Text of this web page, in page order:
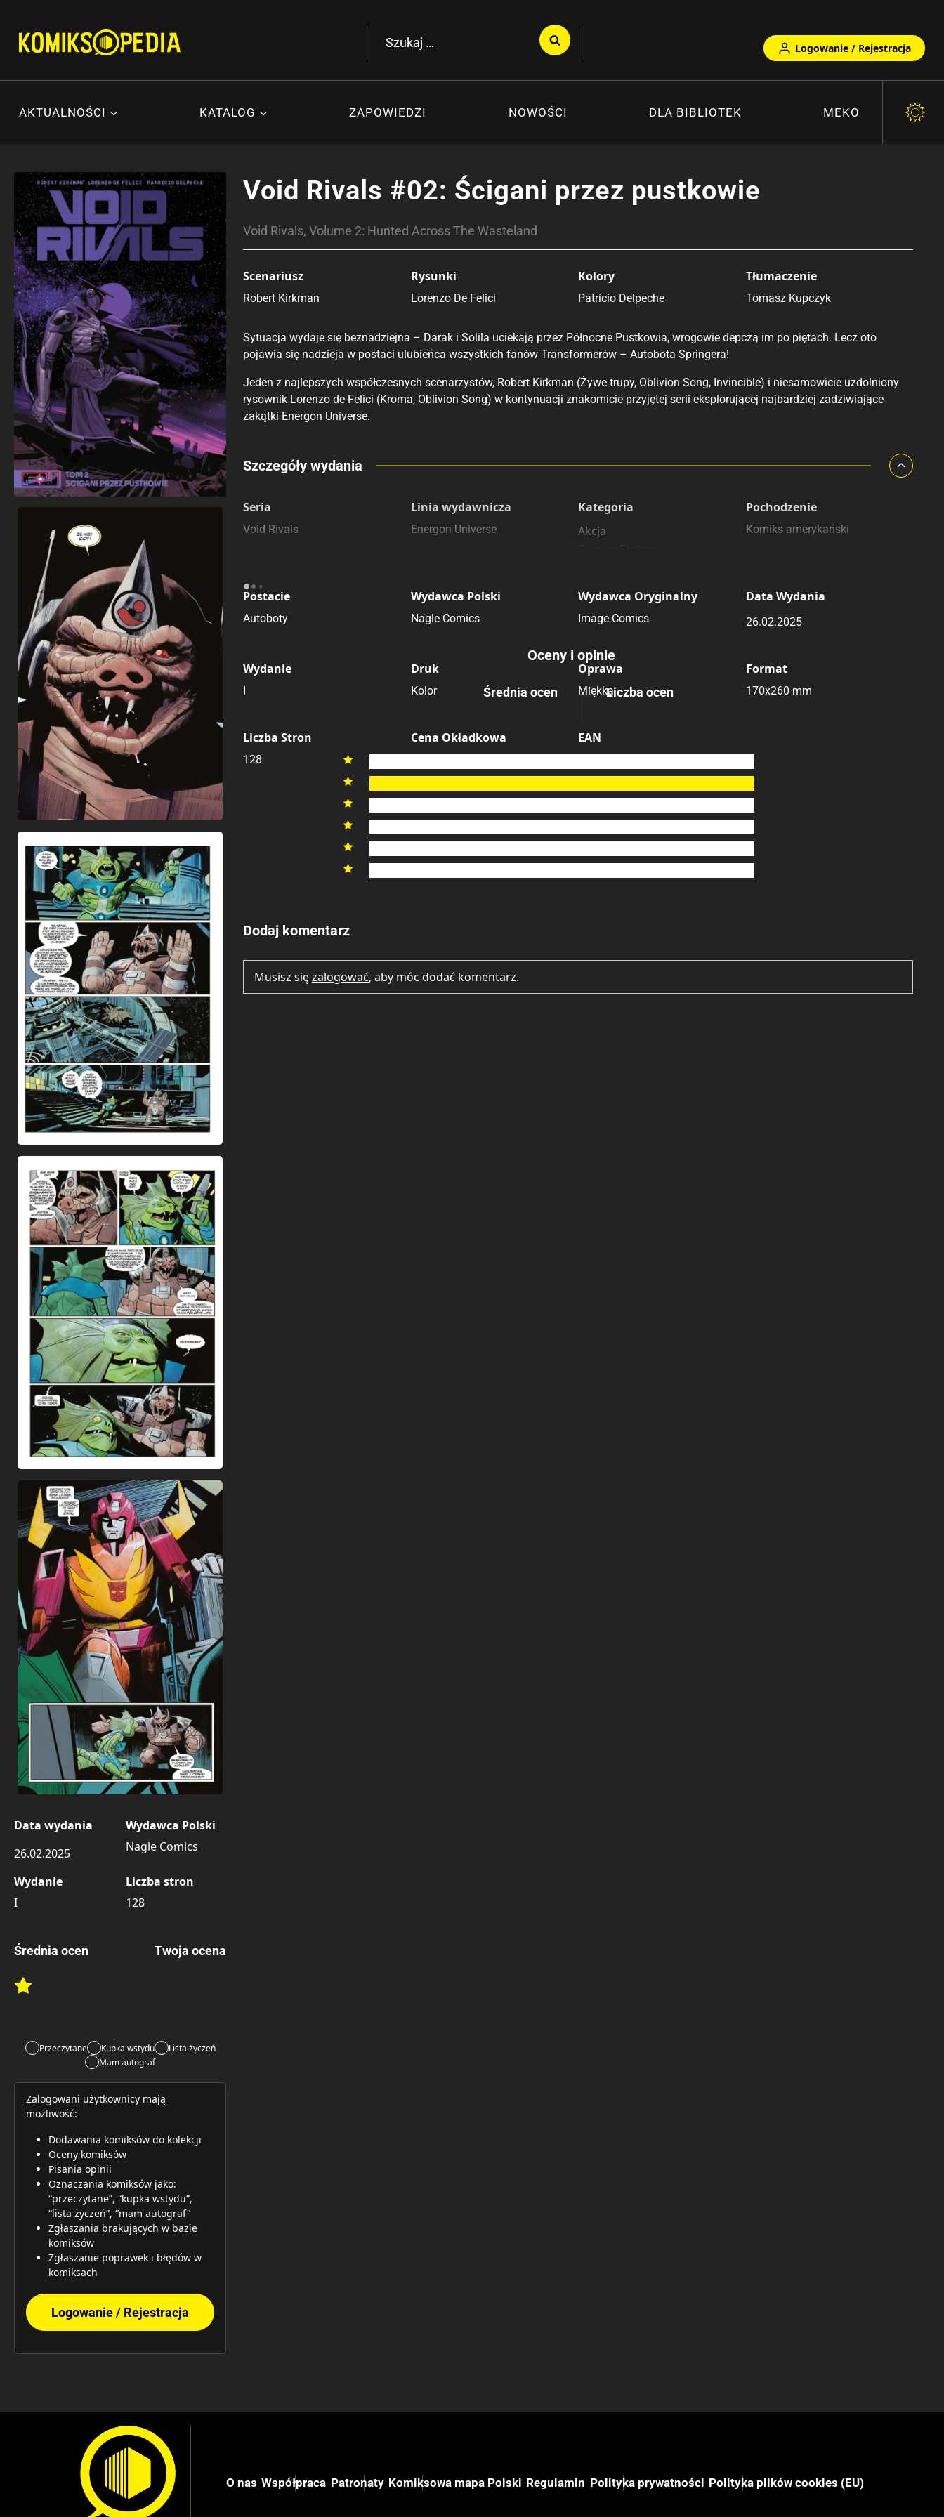
treści
Szukaj:
Logowanie / Rejestracja
AKTUALNOŚCI KATALOG ZAPOWIEDZI NOWOŚCI DLA BIBLIOTEK MEKO
Data wydania
26.02.2025
Wydawca Polski
Nagle Comics
Wydanie
I
Liczba stron
128
Średnia ocen
Rate this item:
Twoja ocena
Przeczytane Kupka wstydu
Lista życzeń
Mam autograf
Zalogowani użytkownicy mają
możliwość:
Dodawania komiksów do kolekcji
Oceny komiksów
Pisania opinii
Oznaczania komiksów jako:
“przeczytane”, “kupka wstydu”,
“lista życzeń”, “mam autograf"
Zgłaszania brakujących w bazie
komiksów
Zgłaszanie poprawek i błędów w
komiksach
Logowanie / Rejestracja
Void Rivals #02: Ścigani przez pustkowie
Void Rivals, Volume 2: Hunted Across The Wasteland
Scenariusz
Robert Kirkman
Rysunki
Lorenzo De Felici
Kolory
Patricio Delpeche
Tłumaczenie
Tomasz Kupczyk
Sytuacja wydaje się beznadziejna – Darak i Solila uciekają przez Północne Pustkowia, wrogowie depczą im po piętach. Lecz oto
pojawia się nadzieja w postaci ulubieńca wszystkich fanów Transformerów – Autobota Springera!
Jeden z najlepszych współczesnych scenarzystów, Robert Kirkman (Żywe trupy, Oblivion Song, Invincible) i niesamowicie uzdolniony
rysownik Lorenzo de Felici (Kroma, Oblivion Song) w kontynuacji znakomicie przyjętej serii eksplorującej najbardziej zadziwiające
zakątki Energon Universe.
Porównaj ceny
Szczegóły wydania
Seria
Void Rivals
Linia wydawnicza
Energon Universe
Kategoria
Akcja
Pochodzenie
Komiks amerykański
Postacie
Autoboty
Wydawca Polski
Nagle Comics
Wydawca Oryginalny
Image Comics
Data Wydania
26.02.2025
Wydanie
I
Druk
Kolor
Oprawa
Miękka
Format
170x260 mm
Liczba Stron
128
Cena Okładkowa EAN
Oceny i opinie
Średnia ocen Liczba ocen






Dodaj komentarz
Musisz sięzalogować, aby móc dodać komentarz.
O nas Współpraca Patronaty Komiksowa mapa Polski Regulamin Polityka prywatności Polityka plików cookies (EU)